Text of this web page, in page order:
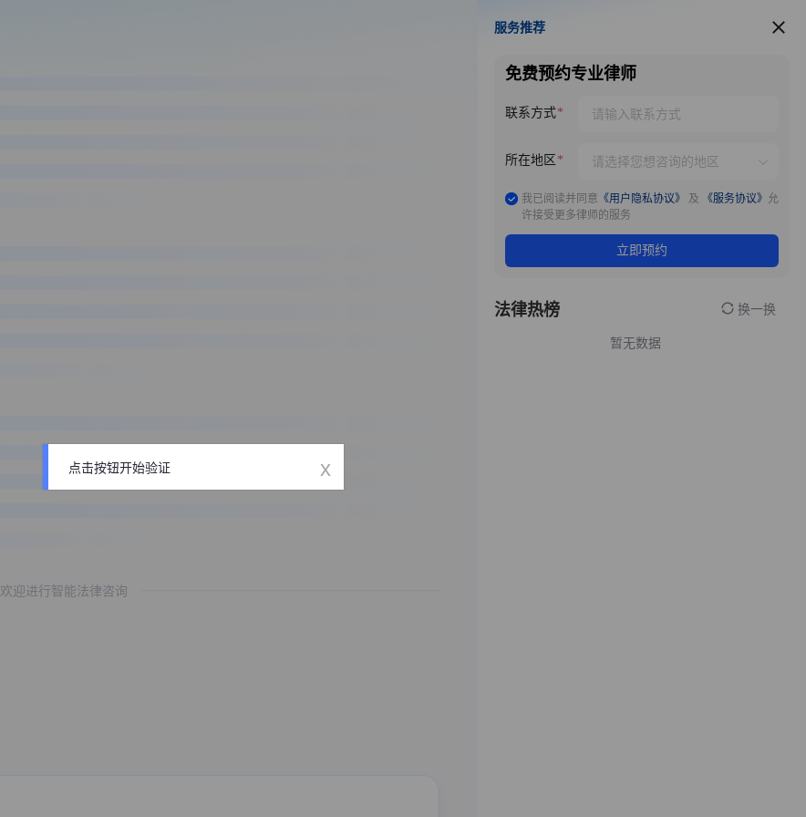
欢迎进行智能法律咨询
服务推荐
服务推荐
免费预约专业律师
联系方式
所在地区
我已阅读并同意 《用户隐私协议》 及 《服务协议》 允
许接受更多律师的服务
立即预约
法律热榜 换一换
暂无数据
点击按钮开始验证 x